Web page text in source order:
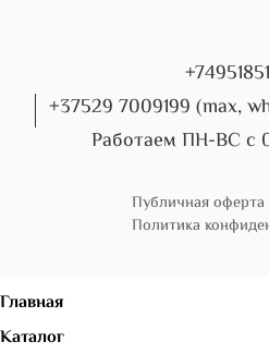
+37529 7009199 (max,
Работаем ПН-ВС с
Публичная оферта
Политика
Главная
Каталог